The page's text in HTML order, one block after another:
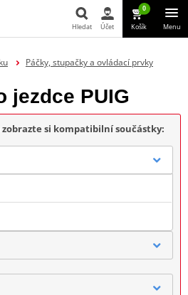
Hledat
Hledat Účet
0
Košík Menu
Páčky, stupačky a ovládací prvky
jezdce PUIG
si kompatibilní součástky: